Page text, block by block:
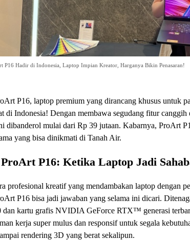
P16 Hadir di Indonesia, Laptop Impian Kreator, Harganya Bikin Penasaran!
P16, laptop premium yang dirancang khusus untuk
di Indonesia! Dengan membawa segudang fitur
dibanderol mulai dari Rp 39 jutaan. Kabarnya, ProArt
yang bisa dinikmati di Tanah Air.
ProArt P16: Ketika Laptop Jadi
profesional kreatif yang mendambakan laptop dengan
P16 bisa jadi jawaban yang selama ini dicari.
kartu grafis NVIDIA GeForce RTX™ generasi
kerja super mulus dan responsif untuk segala
rendering 3D yang berat sekalipun.